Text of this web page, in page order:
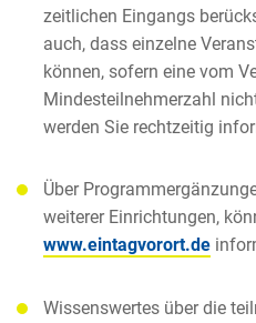
zeitlichen Eingangs
auch, dass einzelne
können, sofern eine vom
Mindesteilnehmerzahl
werden Sie rechtzeitig
Über
weiterer Einrichtungen,
www.eintagvorort.de
Wissenswertes über die